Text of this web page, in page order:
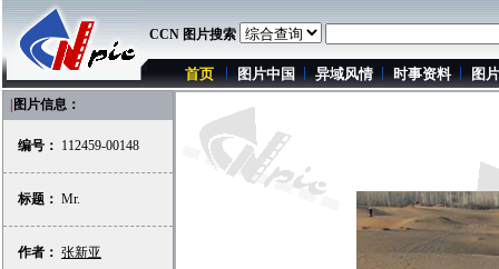
CCN 图片搜索
首页 图片中国 异域风情 时事资料 图
图片信息：
编号： 112459-00148
标题： Mr.
作者： 张新亚